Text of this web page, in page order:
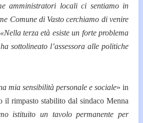
amministratori locali ci sentiamo in
Comune di Vasto cerchiamo di venire
«Nella terza età esiste un forte problema
sottolineato l’assessora alle politiche
mia sensibilità personale e sociale» in
il rimpasto stabilito dal sindaco Menna
istituito un tavolo permanente per